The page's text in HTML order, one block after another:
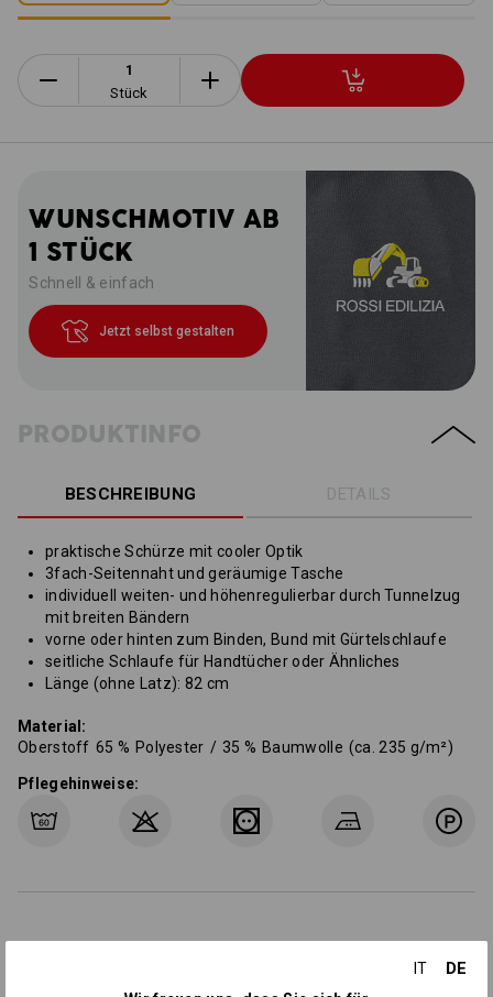
Stück
Schnell & einfach
WUNSCHMOTIV AB
1 STÜCK
Jetzt selbst gestalten
PRODUKTINFO
BESCHREIBUNG DETAILS
praktische Schürze mit cooler Optik
3fach-Seitennaht und geräumige Tasche
individuell weiten- und höhenregulierbar durch Tunnelzug
mit breiten Bändern
vorne oder hinten zum Binden, Bund mit Gürtelschlaufe
seitliche Schlaufe für Handtücher oder Ähnliches
Länge (ohne Latz): 82 cm
Material:
Oberstoff 65 % Polyester / 35 % Baumwolle (ca. 235 g/m²)
Pflegehinweise:
IT DE